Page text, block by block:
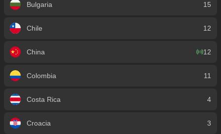
Bulgaria 15
Chile 12
China 12
Colombia 11
Costa Rica 4
Croacia 3